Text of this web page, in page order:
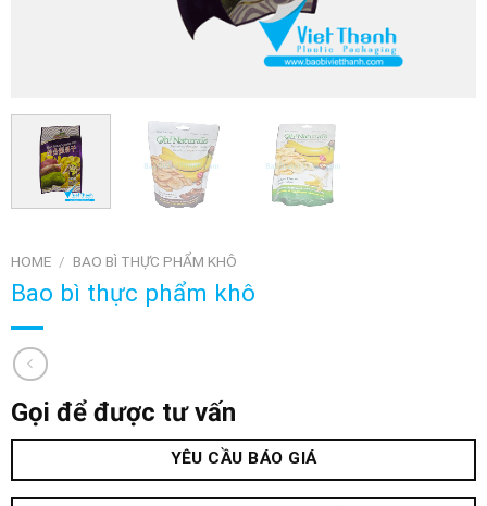
HOME / BAO BÌ THỰC PHẨM KHÔ
Bao bì thực phẩm khô
Gọi để được tư vấn
YÊU CẦU BÁO GIÁ